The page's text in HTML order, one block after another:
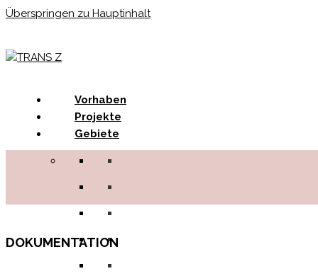
Überspringen zu Hauptinhalt
Vorhaben
Projekte
Gebiete
DOKUMENTATION